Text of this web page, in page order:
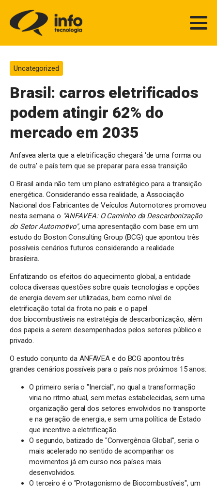
Uncategorized
Brasil: carros eletrificados
podem atingir 62% do
mercado em 2035
Anfavea alerta que a eletrificação chegará 'de uma forma ou
de outra' e país tem que se preparar para essa transição
O Brasil ainda não tem um plano estratégico para a transição
energética. Considerando essa realidade, a Associação
Nacional dos Fabricantes de Veículos Automotores promoveu
nesta semana o "ANFAVEA: O Caminho da Descarbonização
do Setor Automotivo", uma apresentação com base em um
estudo do Boston Consulting Group (BCG) que apontou três
possíveis cenários futuros considerando a realidade
brasileira.
Enfatizando os efeitos do aquecimento global, a entidade
coloca diversas questões sobre quais tecnologias e opções
de energia devem ser utilizadas, bem como nível de
eletrificação total da frota no país e o papel
dos biocombustíveis na estratégia de descarbonização, além
dos papeis a serem desempenhados pelos setores público e
privado.
O estudo conjunto da ANFAVEA e do BCG apontou três
grandes cenários possíveis para o país nos próximos 15 anos:
O primeiro seria o "Inercial", no qual a transformação
viria no ritmo atual, sem metas estabelecidas, sem uma
organização geral dos setores envolvidos no transporte
e na geração de energia, e sem uma política de Estado
que incentive a eletrificação.
O segundo, batizado de "Convergência Global", seria o
mais acelerado no sentido de acompanhar os
movimentos já em curso nos países mais
desenvolvidos.
O terceiro é o "Protagonismo de Biocombustíveis", um